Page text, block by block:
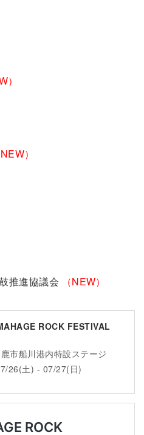
）
NEW）
推進協議会
（NEW）
ROCK FESTIVAL
市船川港内特設ステージ
26(土) - 07/27(日)